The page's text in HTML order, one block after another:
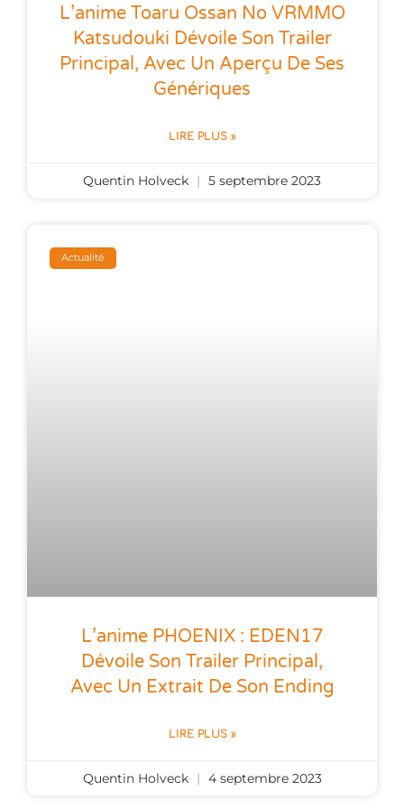
L’anime Toaru Ossan No VRMMO
Katsudouki Dévoile Son Trailer
Principal, Avec Un Aperçu De Ses
Génériques
LIRE PLUS »
Quentin Holveck 5 septembre 2023
Actualité
L’anime PHOENIX : EDEN17
Dévoile Son Trailer Principal,
Avec Un Extrait De Son Ending
LIRE PLUS »
Quentin Holveck 4 septembre 2023